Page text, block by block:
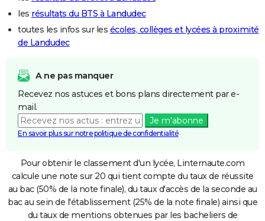
les résultats du BTS à Landudec
toutes les infos sur les écoles, collèges et lycées à proximité
de Landudec
A ne pas manquer
Recevez nos astuces et bons plans directement par e-
mail.
Je m'abonne
En savoir plus sur notre politique de confidentialité
Pour obtenir le classement d'un lycée, Linternaute.com
calcule une note sur 20 qui tient compte du taux de réussite
au bac (50% de la note finale), du taux d'accès de la seconde au
bac au sein de l'établissement (25% de la note finale) ainsi que
du taux de mentions obtenues par les bacheliers de